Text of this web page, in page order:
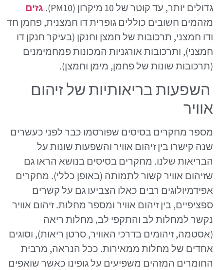
גדולים יותר, עד קוטר של 10 מיקרון (PM10).
גזים
מזהמים חשובים כוללים גופרית דו חמצנית, פחמן חד
ודו חמצני, תרכובות של חמצן וחנקן (בעיקר חנקן דו
חמצני), ותרכובות אורגניות המכונות פמחמימנים
(תרכובות שונות של פחמן, מימן וחמצן).
השפעות בריאותיות של זיהום
אוויר
מספר מחקרים בסיסים שפורסמו כבר לפני כעשרים
שנה קישרו בין זיהום אוויר והשפעות שונות על
הבריאות שלנו. מחקרים בסיסים בנושא הראו גם
שזיהום אוויר קשור לתמותה (באופן כללי). מחקרים
אפידמיולוגים רבים כאלו הצביעו גם על קשרים
ספציפיים, בין זיהום אוויר ומספר מחלות. זיהום אוויר
נקשר למחלות לב והתקפי לב, מחלות ריאה
(אסטמה, זיהומים בדרכי האוויר, סרטן ריאות), וסוגים
אחדים של מחלות ממאירות. ככל הנראה, מרבית
החומרים המזהים משפיעים על גופינו כאשר שואפים